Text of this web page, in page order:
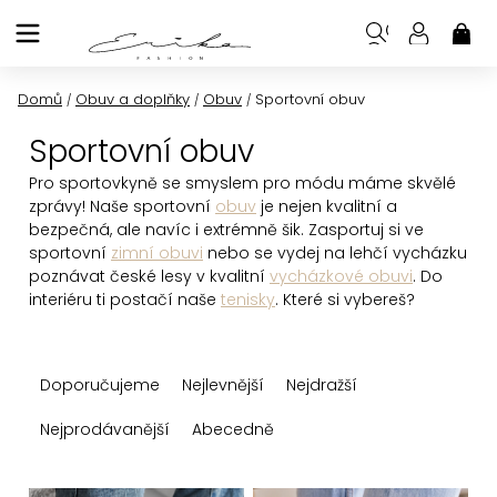
na
Domů / Obuv a doplňky / Obuv / Sportovní obuv
Sportovní obuv
Pro sportovkyně se smyslem pro módu máme skvělé
zprávy! Naše sportovní obuv je nejen kvalitní a
bezpečná, ale navíc i extrémně šik. Zasportuj si ve
sportovní zimní obuvi nebo se vydej na lehčí vycházku
poznávat české lesy v kvalitní vycházkové obuvi. Do
interiéru ti postačí naše tenisky. Které si vybereš?
aDoporučujeme Nejlevnější
Nejdražší
Nejprodávanější
Abecedně